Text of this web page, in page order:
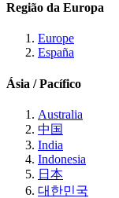
Região da Europa
Europe
España
Ásia / Pacífico
Australia
中国
India
Indonesia
日本
대한민국